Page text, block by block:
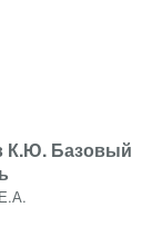
К.Ю. Базовый